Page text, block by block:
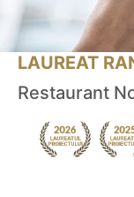
LAUREAT
Restaurant